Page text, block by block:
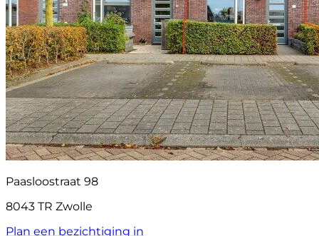
Paasloostraat 98
8043 TR Zwolle
Plan een bezichtiging in